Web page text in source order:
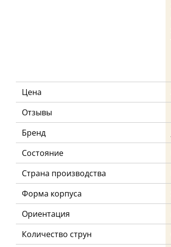
Цена
Отзывы
Бренд
Состояние
Страна производства
Форма корпуса
Ориентация
Количество струн